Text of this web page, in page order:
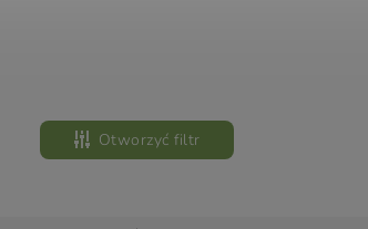
Otworzyć filtr